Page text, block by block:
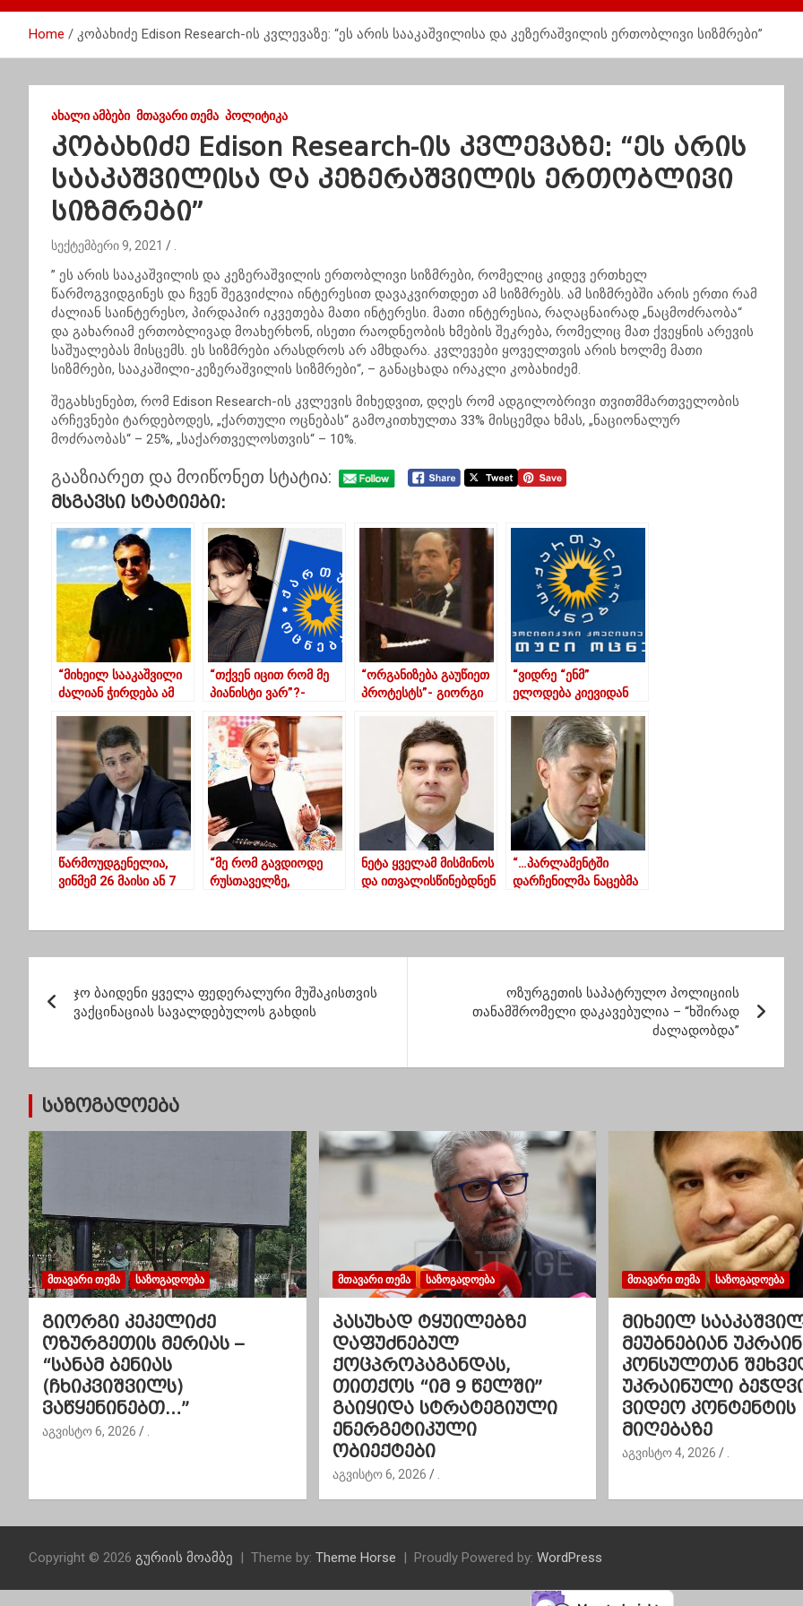
Home კობახიძე Edison Research-ის კვლევაზე: “ეს არის სააკაშვილისა და კეზერაშვილის ერთობლივი სიზმრები”
ᲐᲮᲐᲚᲘ ᲐᲛᲑᲔᲑᲘ ᲛᲗᲐᲕᲐᲠᲘ ᲗᲔᲛᲐ ᲞᲝᲚᲘᲢᲘᲙᲐ
კობახიძე Edison Research-ის კვლევაზე: “ეს არის
სააკაშვილისა და კეზერაშვილის ერთობლივი
სიზმრები”
სექტემბერი 9, 2021
” ეს არის სააკაშვილის და კეზერაშვილის ერთობლივი სიზმრები, რომელიც კიდევ ერთხელ
წარმოგვიდგინეს და ჩვენ შეგვიძლია ინტერესით დავაკვირთდეთ ამ სიზმრებს. ამ სიზმრებში არის ერთი რამ
ძალიან საინტერესო, პირდაპირ იკვეთება მათი ინტერესი. მათი ინტერესია, რაღაცნაირად „ნაცმოძრაობა“
და გახარიამ ერთობლივად მოახერხონ, ისეთი რაოდნეობის ხმების შეკრება, რომელიც მათ ქვეყნის არევის
საშუალებას მისცემს. ეს სიზმრები არასდროს არ ამხდარა. კვლევები ყოველთვის არის ხოლმე მათი
სიზმრები, სააკაშილი-კეზერაშვილის სიზმრები“, – განაცხადა ირაკლი კობახიძემ.
შეგახსენებთ, რომ Edison Research-ის კვლევის მიხედვით, დღეს რომ ადგილობრივი თვითმმართველობის
არჩევნები ტარდებოდეს, „ქართული ოცნებას“ გამოკითხულთა 33% მისცემდა ხმას, „ნაციონალურ
მოძრაობას“ – 25%, „საქართველოსთვის“ – 10%.
გააზიარეთ და მოიწონეთ სტატია:
Მსგავსი Სტატიები:
“მიხეილ სააკაშვილი
ძალიან ჭირდება ამ
“თქვენ იცით რომ მე
პიანისტი ვარ”?-
“ორგანიზება გაუწიეთ
პროტესტს”- გიორგი
მიმართავს
“ვიდრე “ენმ”
ელოდება კიევიდან
ამოვა, ჩვენ უკვე
ოპოზიციასთან
შევჯერდით”-“ოცნება”
წარმოუდგენელია,
ვინმემ 26 მაისი ან 7
მდინარაძე
“მე რომ გავდიოდე
რუსთაველზე,
მნიშვნელობა არ აქვს
ნეტა ყველამ მისმინოს
და ითვალისწინებდნენ
ჩანაწერებზე
“…პარლამენტში
დარჩენილმა ნაცებმა
ირაკლი ოქრუაშვილი
ო
ტ
ი
ს
ნ
ა
ვ
ი
გ
ა
ც
ჯო ბაიდენი ყველა ფედერალური მუშაკისთვის
ვაქცინაციას სავალდებულოს გახდის
ოზურგეთის საპატრულო პოლიციის
თანამშრომელი დაკავებულია – “ხშირად
ძალადობდა”
საზოგადოება
ᲛᲗᲐᲕᲐᲠᲘ ᲗᲔᲛᲐ ᲡᲐᲖᲝᲒᲐᲓᲝᲔᲑᲐ
გიორგი კეკელიძე
ოზურგეთის მერიას –
“სანამ ბენიას
(ჩხიკვიშვილს)
ვაწყენინებთ…”
აგვისტო 6, 2026
ᲛᲗᲐᲕᲐᲠᲘ ᲗᲔᲛᲐ ᲡᲐᲖᲝᲒᲐᲓᲝᲔᲑᲐ
პასუხად ტყუილებზე
დაფუძნებულ
ქოცპროპაგანდას,
თითქოს “იმ 9 წელში”
გაიყიდა სტრატეგიული
ენერგეტიკული
ობიექტები
აგვისტო 6, 2026
ᲛᲗᲐᲕᲐᲠᲘ ᲗᲔᲛᲐ ᲡᲐᲖᲝᲒᲐᲓᲝᲔᲑᲐ
მიხეილ
მეუბნებიან
კონსულთან
უკრაინული
ვიდეო კონტენტის
მიღებაზე
აგვისტო 4, 2026
Copyright © 2026 გურიის მოამბე Theme by: Theme Horse Proudly Powered by: WordPress